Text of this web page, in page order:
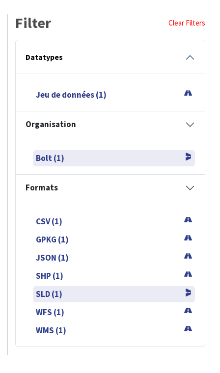
Filter Clear Filters
Datatypes
Jeu de données (1)
Organisation
Bolt (1)
Formats
CSV (1)
GPKG (1)
JSON (1)
SHP (1)
SLD (1)
WFS (1)
WMS (1)